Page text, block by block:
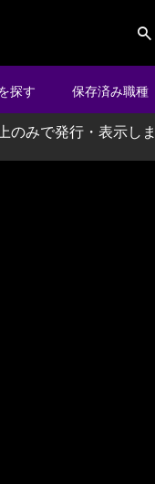
探す 保存済み職種
のみで発行・表示し